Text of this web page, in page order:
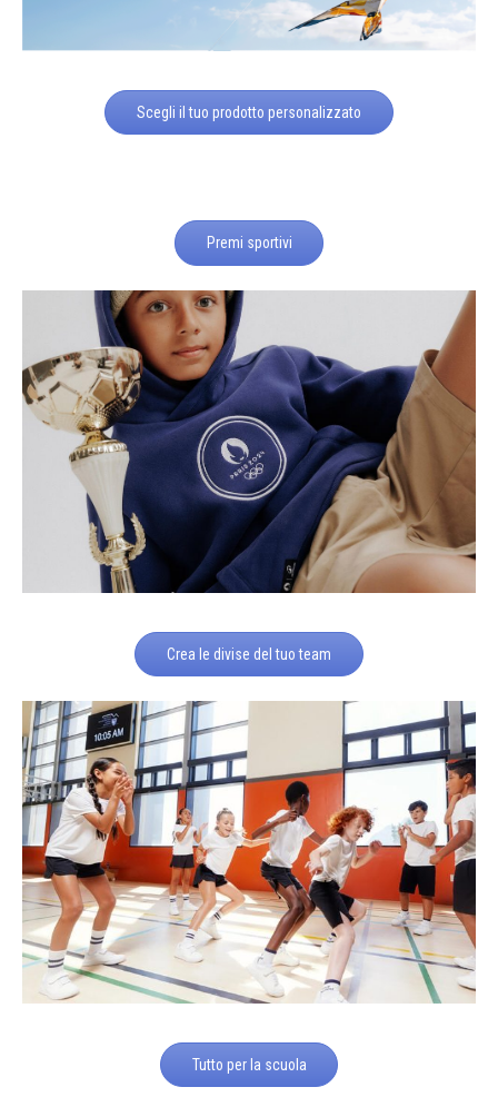
Scegli il tuo prodotto personalizzato
Premi sportivi
Crea le divise del tuo team
Tutto per la scuola